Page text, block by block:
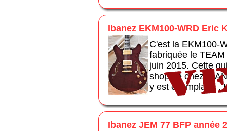
Ibanez EKM100-WRD Eric
C'est la EKM100-
fabriquée le
juin 2015. Cette
shop de chez
y est exemplaire .
Ibanez JEM 77 BFP année